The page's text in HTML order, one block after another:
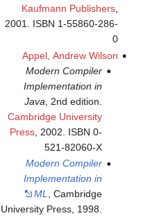
Kaufmann Publishers,
2001. ISBN 1-55860-286-
0
Appel, Andrew Wilson
Modern Compiler
Implementation in
Java , 2nd edition.
Cambridge University
Press , 2002. ISBN 0-
521-82060-X
Modern Compiler
Implementation in
ML
, Cambridge
University Press, 1998.